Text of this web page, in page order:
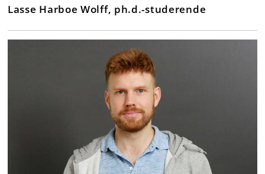
Lasse Harboe Wolff, ph.d.-studerende